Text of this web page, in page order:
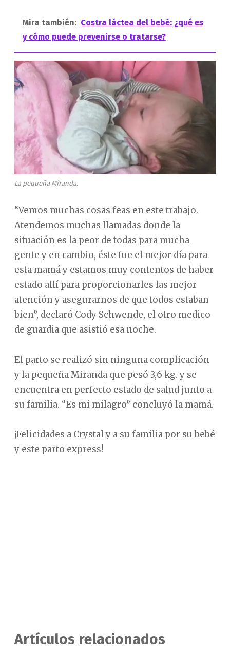
Mira también: Costra láctea del bebé: ¿qué es
y cómo puede prevenirse o tratarse?
La pequeña Miranda.
“Vemos muchas cosas feas en este trabajo.
Atendemos muchas llamadas donde la
situación es la peor de todas para mucha
gente y en cambio, éste fue el mejor día para
esta mamá y estamos muy contentos de haber
estado allí para proporcionarles las mejor
atención y asegurarnos de que todos estaban
bien”, declaró Cody Schwende, el otro medico
de guardia que asistió esa noche.
El parto se realizó sin ninguna complicación
y la pequeña Miranda que pesó 3,6 kg. y se
encuentra en perfecto estado de salud junto a
su familia. “Es mi milagro” concluyó la mamá.
¡Felicidades a Crystal y a su familia por su bebé
y este parto express!
Artículos relacionados